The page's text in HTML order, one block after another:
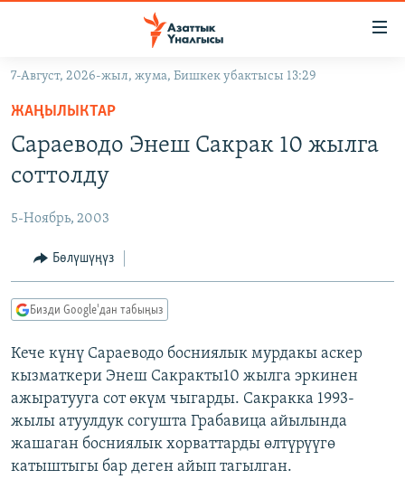
Навигацияга
өтүңүз
Издөөгө
салыңызКЫРГЫЗСТАН
ЭКОНОМИКА
МАДАНИЯТ
ДҮЙНӨ
БОРБОР АЗИЯ
АТАЙЫН ИЛИКТӨӨ
ТВ ПРОГРАММАЛАР
ЭКСПЕРТТЕР ТАЛДАЙТ
БИЗ ЖАНА ДҮЙНӨ
ЭЖЕ-СИҢДИЛЕР
ӨЗГӨЧӨ ПИКИР
Русский
ОНЛАЙН ШЕРИНЕ
7-Август, 2026-жыл, жума, Бишкек убактысы 13:29
ЖАҢЫЛЫКТАР
Сараеводо Энеш Сакрак 10 жылга
соттолду
5-Ноябрь, 2003
Бөлүшүңүз
Бизди Google'дан табыңыз
Кече күнү Сараеводо босниялык мурдакы аскер
кызматкери Энеш Сакракты10 жылга эркинен
ажыратууга сот өкүм чыгарды. Сакракка 1993-
жылы атуулдук согушта Грабавица айылында
жашаган босниялык хорваттарды өлтүрүүгө
катыштыгы бар деген айып тагылган.